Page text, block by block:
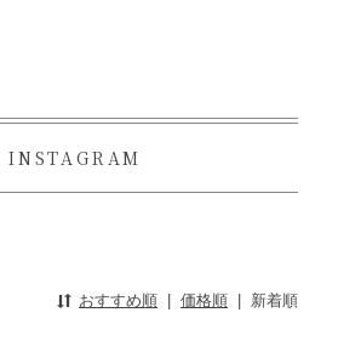
INSTAGRAM
おすすめ順 価格順 新着順